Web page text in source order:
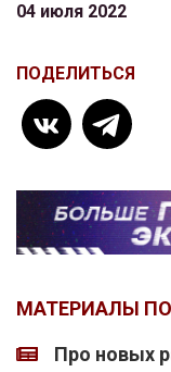
04 июля 2022
ПОДЕЛИТЬСЯ
МАТЕРИАЛЫ
Про новых